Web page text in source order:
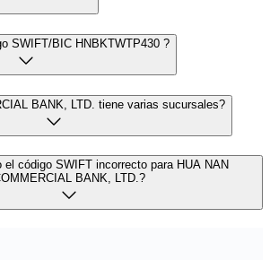
SWIFT/BIC HNBKTWTP430 ?
BANK, LTD. tiene varias sucursales?
código SWIFT incorrecto para HUA NAN
BANK, LTD.?